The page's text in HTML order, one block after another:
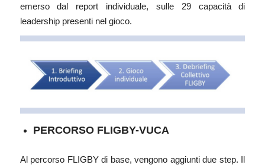
emerso dal report individuale, sulle 29 capacità di
leadership presenti nel gioco.
PERCORSO FLIGBY-VUCA
Al percorso FLIGBY di base, vengono aggiunti due step. Il